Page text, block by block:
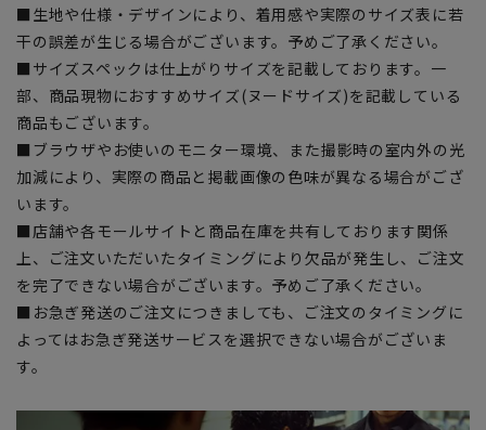
■生地や仕様・デザインにより、着用感や実際のサイズ表に若
干の誤差が生じる場合がございます。予めご了承ください。
■サイズスペックは仕上がりサイズを記載しております。一
部、商品現物におすすめサイズ(ヌードサイズ)を記載している
商品もございます。
■ブラウザやお使いのモニター環境、また撮影時の室内外の光
加減により、実際の商品と掲載画像の色味が異なる場合がござ
います。
■店舗や各モールサイトと商品在庫を共有しております関係
上、ご注文いただいたタイミングにより欠品が発生し、ご注文
を完了できない場合がございます。予めご了承ください。
■お急ぎ発送のご注文につきましても、ご注文のタイミングに
よってはお急ぎ発送サービスを選択できない場合がございま
す。